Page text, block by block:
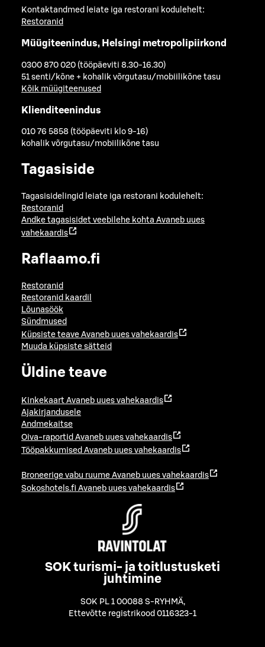
Kontaktandmed leiate iga restorani kodulehelt:
Restoranid
Müügiteenindus, Helsingi metropolipiirkond
0300 870 020 (tööpäeviti 8.30-16.30)
51 senti/kõne + kohalik võrgutasu/mobiilikõne tasu
Kõik müügiteenused
Klienditeenindus
010 76 5858 (tööpäeviti klo 9-16)
kohalik võrgutasu/mobiilikõne tasu
Tagasiside
Tagasisidelingid leiate iga restorani kodulehelt:
Restoranid
Andke tagasisidet veebilehe kohta Avaneb uues
vahekaardis
Raflaamo.fi
Restoranid
Restoranid kaardil
Lõunasöök
Sündmused
Küpsiste teave Avaneb uues vahekaardis
Muuda küpsiste sätteid
Üldine teave
Kinkekaart Avaneb uues vahekaardis
Ajakirjandusele
Andmekaitse
Oiva-raportid Avaneb uues vahekaardis
Tööpakkumised Avaneb uues vahekaardis
Broneerige vabu ruume Avaneb uues vahekaardis
Sokoshotels.fi Avaneb uues vahekaardis
SOK turismi- ja toitlustusketi
juhtimine
SOK PL 1 00088 S-RYHMÄ,
Ettevõtte registrikood 0116323-1